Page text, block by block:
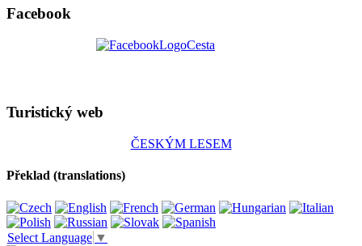
Facebook
Turistický web
ČESKÝM LESEM
Překlad (translations)
Select Language ▼